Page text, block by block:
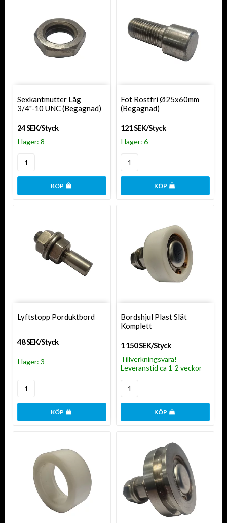
Sexkantmutter Låg
3/4"-10 UNC (Begagnad)
24 SEK/Styck
I lager: 8
KÖP
Fot Rostfri Ø25x60mm
(Begagnad)
121 SEK/Styck
I lager: 6
KÖP
Lyftstopp Porduktbord
48 SEK/Styck
I lager: 3
KÖP
Bordshjul Plast Slät
Komplett
1 150 SEK/Styck
Tillverkningsvara!
Leveranstid ca 1-2 veckor
KÖP